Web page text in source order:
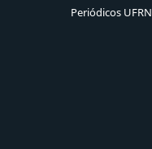
Periódicos UFRN